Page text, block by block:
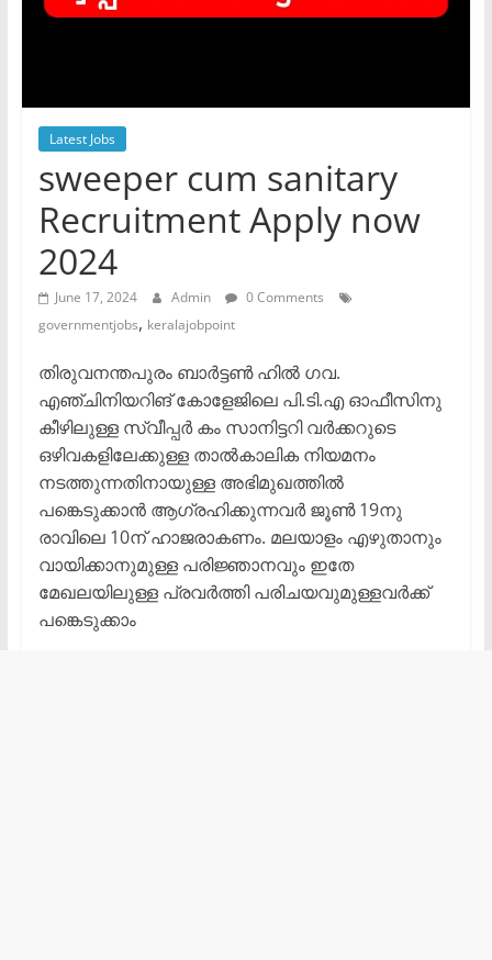
Latest Jobs
sweeper cum sanitary
Recruitment Apply now
2024
June 17, 2024 Admin
0 Comments
governmentjobs, keralajobpoint
തിരുവനന്തപുരം ബാർട്ടൺ ഹിൽ ഗവ.
എഞ്ചിനിയറിങ് കോളേജിലെ പി.ടി.എ ഓഫീസിനു
കീഴിലുള്ള സ്വീപ്പർ കം സാനിട്ടറി വർക്കറുടെ
ഒഴിവകളിലേക്കുള്ള താൽകാലിക നിയമനം
നടത്തുന്നതിനായുള്ള അഭിമുഖത്തിൽ
പങ്കെടുക്കാൻ ആഗ്രഹിക്കുന്നവർ ജൂൺ 19നു
രാവിലെ 10ന് ഹാജരാകണം. മലയാളം എഴുതാനും
വായിക്കാനുമുള്ള പരിജ്ഞാനവും ഇതേ
മേഖലയിലുള്ള പ്രവർത്തി പരിചയവുമുള്ളവർക്ക്
പങ്കെടുക്കാം